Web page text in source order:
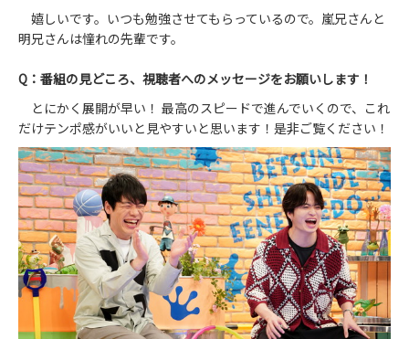
嬉しいです。いつも勉強させてもらっているので。嵐兄さんと
明兄さんは憧れの先輩です。
Q：番組の見どころ、視聴者へのメッセージをお願いします！
とにかく展開が早い！ 最高のスピードで進んでいくので、これ
だけテンポ感がいいと見やすいと思います！是非ご覧ください！